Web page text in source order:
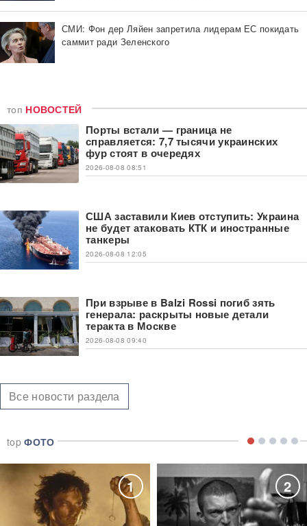
СМИ: Фон дер Ляйен запретила лидерам ЕС покидать
саммит ради Зеленского
топ НОВОСТЕЙ
Порты встали — граница не
справляется: 7,7 тысячи украинских
фур стоят в очередях
2026-08-08 08:51
США заставили Киев отступить: Украина
не будет атаковать КТК и иностранные
танкеры
2026-08-08 12:05
При взрыве в Balzi Rossi погиб зять
генерала: раскрыты новые детали
теракта в Москве
2026-08-08 09:40
Все новости раздела
topФОТО
1 2